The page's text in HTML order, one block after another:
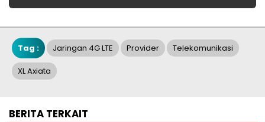
Tag : Jaringan 4G LTE Provider Telekomunikasi
XL Axiata
BERITA TERKAIT